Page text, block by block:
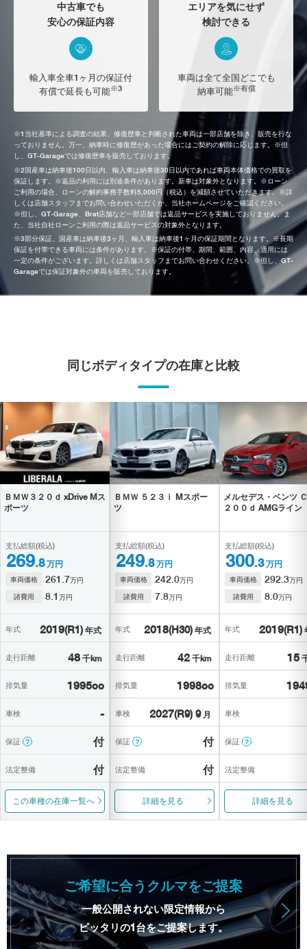
中古車でも
安心の保証内容
輸入車全車1ヶ月の保証付
有償で延長も可能※3
エリアを気にせず
検討できる
車両は全て全国どこでも
納車可能※有償
※1当社基準による調査の結果、修復歴車と判断された車両は一部店舗を除き、販売を行な
っておりません。万一、納車時に修復歴があった場合にはご契約の解除に応じます。※但
し、GT-Garageでは修復歴車を販売しております。
※2国産車は納車後100日以内、輸入車は納車後30日以内であれば車両本体価格での買取を
保証します。※返品の利用には別途条件があります。新車は対象外となります。※ローン
ご利用の場合、ローンの解約事務手数料5,000円（税込）を減額させていただきます。※詳
しくは店舗スタッフまでお問い合わせいただくか、当社ホームページをご確認ください。
※但し、GT-Garage、Brat店舗など一部店舗では返品サービスを実施しておりません。ま
た、当社自社ローンご利用の際は返品サービスの対象外となります。
※3部分保証、国産車は納車後3ヶ月、輸入車は納車後1ヶ月の保証期間となります。※長期
保証を付帯できる車両には条件があります。※保証の付帯、期間、範囲、内容、適用には
一定の条件がございます。詳しくは店舗スタッフまでお問い合わせください。※但し、GT-
Garageでは保証対象外の車両を販売しております。
同じボディタイプの在庫と比較
ＢＭＷ ３２０ｄ xDrive Mス
ポーツ
支払総額(税込)
269.8 万円
車両価格 261.7万円
諸費用
8.1 万円
年式 2019(R1) 年式
走行距離 48 千km
排気量 1995cc
車検 -
保証？ 付
法定整備 付
この車種の在庫一覧へ
ＢＭＷ ５２３ｉ Mスポー
ツ
支払総額(税込)
249.8 万円
車両価格 242.0万円
諸費用
7.8万円
年式 2018(H30) 年式
走行距離 42 千km
排気量 1998cc
車検 2027(R9) 9 月
保証？ 付
法定整備 付
詳細を見る
メルセデス・ベンツ
２００ｄ AMGライン
支払総額(税込)
300.3 万円
車両価格 292.3万円
諸費用
8.0万円
年式 2019(R1)
走行距離 15
排気量
車検
保証？
法定整備
詳細を見る
ご希望に合うクルマをご提案
一般公開されない限定情報から
ピッタリの1台をご提案します。